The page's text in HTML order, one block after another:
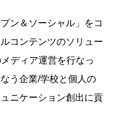
ン＆ソーシャル」をコ
コンテンツのソリュー
ディア運営を行なっ
う企業/学校と個人の
ニケーション創出に貢